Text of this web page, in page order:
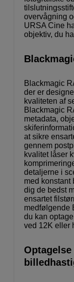
overvågning
URSA Cine
objektiv, du
Blackmagic
der er
kvaliteten af
Blackmagic
metadata,
at sikre
gennem
kvalitet låser
detaljerne i
med konstant
dig de bedst
ensartet
medfølgende
du kan
ved 12K eller